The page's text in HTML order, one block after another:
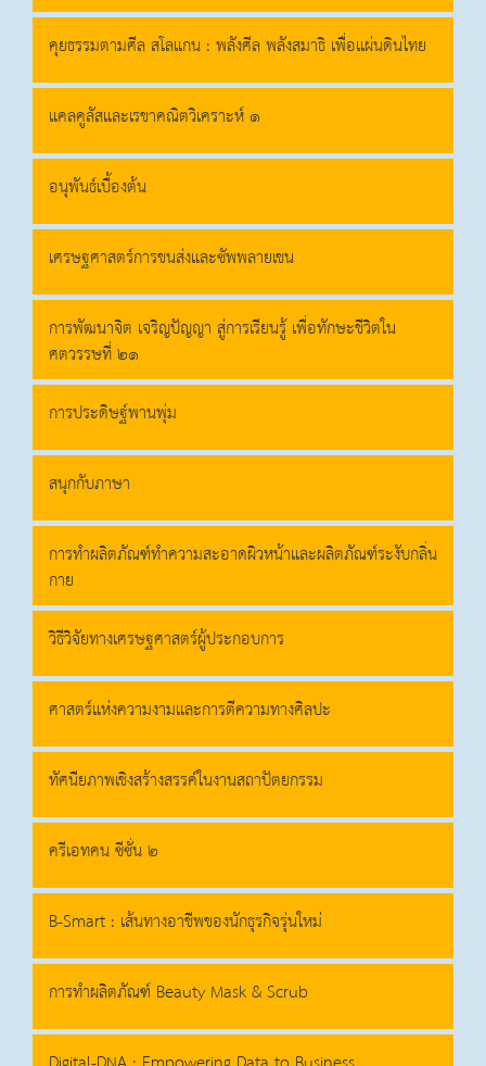
คุยธรรมตามศีล สโลแกน : พลังศีล พลังสมาธิ เพื่อแผ่นดินไทย
แคลคูลัสและเรขาคณิตวิเคราะห์ ๑
อนุพันธ์เบื้องต้น
เศรษฐศาสตร์การขนส่งและซัพพลายเชน
การพัฒนาจิต เจริญปัญญา สู่การเรียนรู้ เพื่อทักษะชีวิตใน
ศตวรรษที่ ๒๑
การประดิษฐ์พานพุ่ม
สนุกกับภาษา
การทำผลิตภัณฑ์ทำความสะอาดผิวหน้าและผลิตภัณฑ์ระงับกลิ่น
กาย
วิธีวิจัยทางเศรษฐศาสตร์ผู้ประกอบการ
ศาสตร์แห่งความงามและการตีความทางศิลปะ
ทัศนียภาพเชิงสร้างสรรค์ในงานสถาปัตยกรรม
ครีเอทคน ซีซั่น ๒
B-Smart : เส้นทางอาชีพของนักธุรกิจรุ่นใหม่
การทำผลิตภัณฑ์ Beauty Mask & Scrub